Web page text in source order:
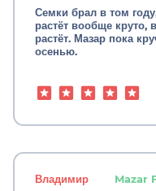
Семки брал в том
растёт вообще круто,
растёт. Мазар пока
осенью.
Владимир
Mazar